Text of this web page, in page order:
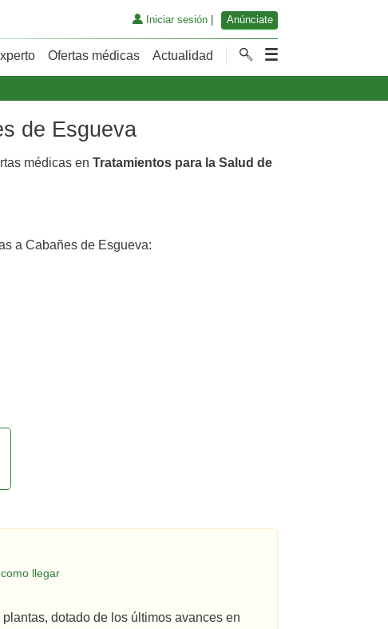
Iniciar sesión| Anúnciate
Ofertas médicas Actualidad
de Esgueva
médicas en Tratamientos para la Salud de
a Cabañes de Esgueva:
llegar
dotado de los últimos avances en